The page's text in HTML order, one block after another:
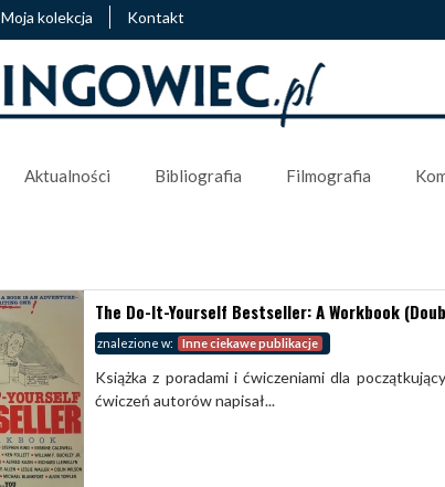
Moja kolekcja Kontakt
Aktualności Bibliografia Filmografia
The Do-It-Yourself Bestseller: A Workbook
znalezione w: Inne ciekawe publikacje
Książka z poradami i ćwiczeniami dla
ćwiczeń autorów napisał...